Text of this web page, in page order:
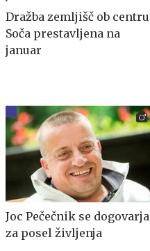
Dražba zemljišč ob centru
Soča prestavljena na
januar
Joc Pečečnik se dogovarja
za posel življenja